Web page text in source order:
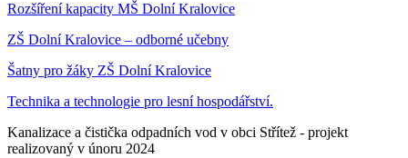
Rozšíření kapacity MŠ Dolní Kralovice
ZŠ Dolní Kralovice – odborné učebny
Šatny pro žáky ZŠ Dolní Kralovice
Technika a technologie pro lesní hospodářství.
Kanalizace a čistička odpadních vod v obci Střítež - projekt
realizovaný v únoru 2024